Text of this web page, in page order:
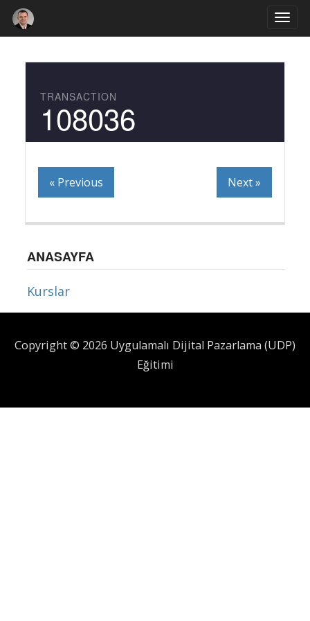
TRANSACTION
108036
« Previous Next »
ANASAYFA
Kurslar
Copyright © 2026 Uygulamalı Dijital Pazarlama (UDP)
Eğitimi